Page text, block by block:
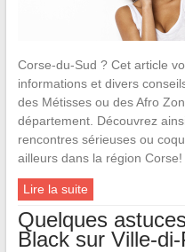
Corse-du-Sud ? Cet article
informations et divers
des Métisses ou des Afro
département. Découvrez
rencontres sérieuses ou
ailleurs dans la région Corse!
Lire la suite
Quelques
Black sur Ville-